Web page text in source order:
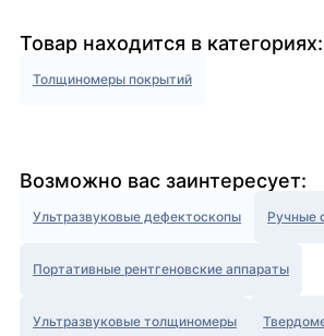
Товар находится в категориях:
Толщиномеры покрытий
Возможно вас заинтересует:
Ультразвуковые дефектоскопы Ручные
Портативные рентгеновские аппараты
Ультразвуковые толщиномеры